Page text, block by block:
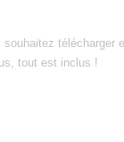
télécharger
tout est inclus !